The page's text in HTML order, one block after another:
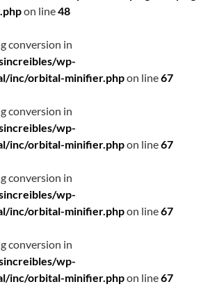
on line48
conversion in
wp-
inc/orbital-minifier.phpon line67
conversion in
wp-
inc/orbital-minifier.phpon line67
conversion in
wp-
inc/orbital-minifier.phpon line67
conversion in
wp-
inc/orbital-minifier.phpon line67